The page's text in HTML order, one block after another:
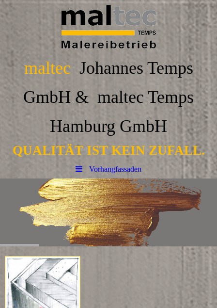
maltec Johannes Temps
GmbH & maltec Temps
Hamburg GmbH
QUALITÄT IST KEIN ZUFALL.
Vorhangfassaden